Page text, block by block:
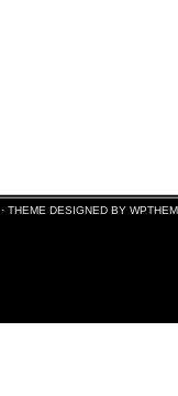
· THEME DESIGNED BY